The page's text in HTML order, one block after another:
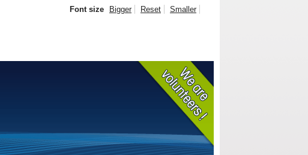
Font size Bigger Reset Smaller